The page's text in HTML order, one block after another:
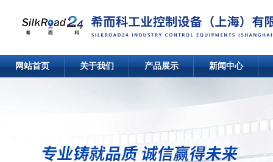
网站首页 关于我们 产品展示 新闻中心